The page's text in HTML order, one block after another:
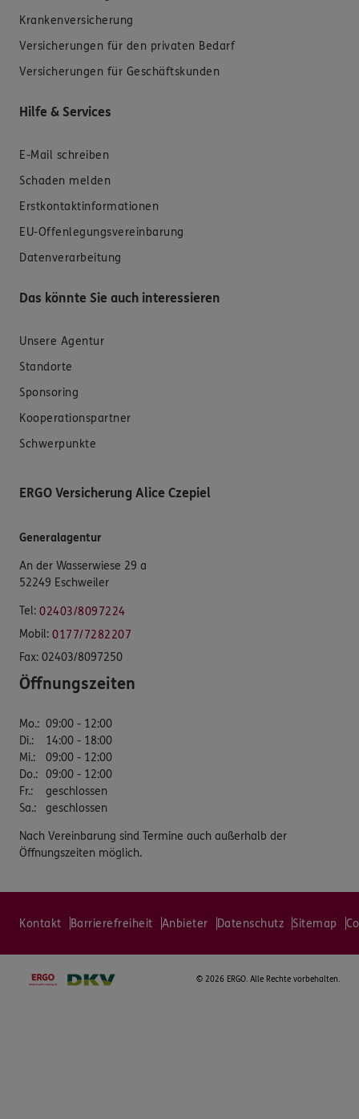
Krankenversicherung
Versicherungen für den privaten Bedarf
Versicherungen für Geschäftskunden
Hilfe & Services
E-Mail schreiben
Schaden melden
Erstkontaktinformationen
EU-Offenlegungsvereinbarung
Datenverarbeitung
Das könnte Sie auch interessieren
Unsere Agentur
Standorte
Sponsoring
Kooperationspartner
Schwerpunkte
ERGO Versicherung Alice Czepiel
Generalagentur
An der Wasserwiese 29 a
52249 Eschweiler
Tel: 02403/8097224
Mobil: 0177/7282207
Fax: 02403/8097250
Öffnungszeiten
Mo.: 09:00 - 12:00
Di.:
14:00 - 18:00
Mi.:
09:00 - 12:00
Do.: 09:00 - 12:00
Fr.:
geschlossen
Sa.: geschlossen
Nach Vereinbarung sind Termine auch außerhalb der
Öffnungszeiten möglich.
Kontakt Barrierefreiheit Anbieter Datenschutz Sitemap
© 2026 ERGO. Alle Rechte vorbehalten.